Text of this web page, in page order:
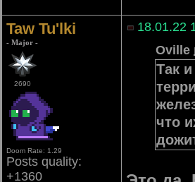
Taw Tu'lki
- Major -
2690
Doom Rate: 1.29
Posts quality:
+1360
18.01.22
Oville
Так
что